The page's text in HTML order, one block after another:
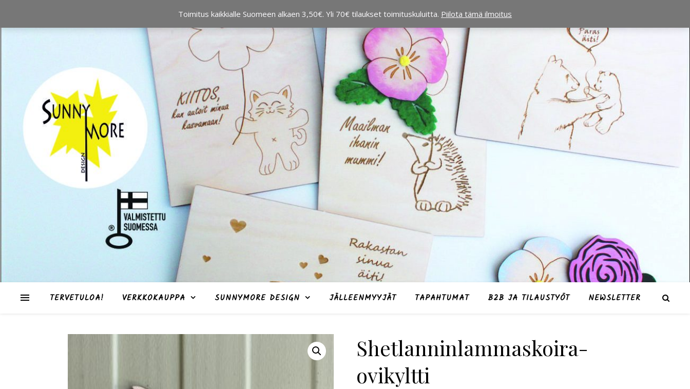
TERVETULOA! VERKKOKAUPPA SUNNYMORE DESIGN JÄLLEENMYYJÄT TAPAHTUMAT B2B JA TILAUSTYÖT NEWSLETTER
Shetlanninlammaskoira-
ovikyltti
Toimitus kaikkialle Suomeen alkaen 3,50€. Yli 70€ tilaukset toimituskuluitta. Piilota tämä ilmoitus